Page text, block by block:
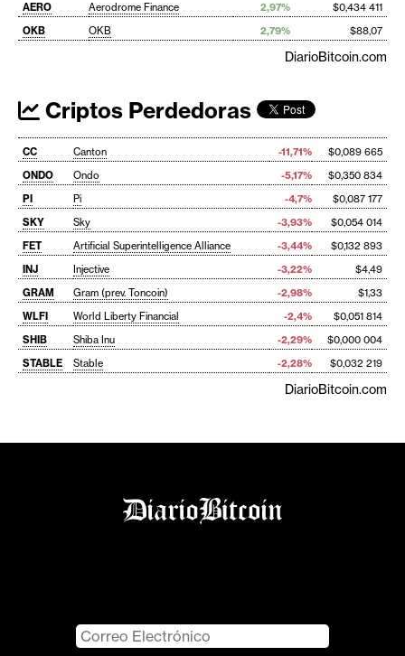
AERO
Aerodrome Finance 2,97%
$0,434 411
OKB
OKB 2,79% $88,07
DiarioBitcoin.com
Criptos Perdedoras
CC Canton -11,71%
$0,089 665
ONDO
Ondo -5,17%
$0,350 834
PI
Pi -4,7%
$0,087 177
SKY
Sky -3,93%
$0,054 014
FET
Artificial Superintelligence Alliance -3,44%
$0,132 893
INJ
Injective -3,22%
$4,49
GRAM
Gram (prev. Toncoin) -2,98%
$1,33
WLFI
World Liberty Financial -2,4%
$0,051 814
SHIB
Shiba Inu -2,29%
$0,000 004
STABLE
Stable -2,28% $0,032 219
DiarioBitcoin.com